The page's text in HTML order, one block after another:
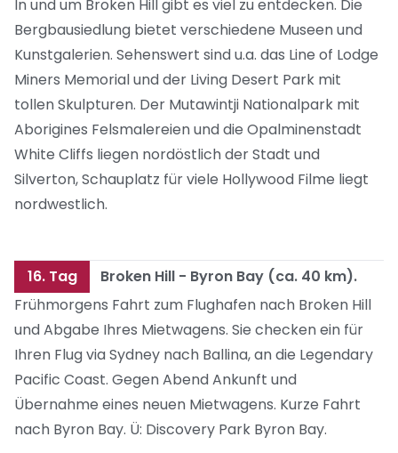
In und um Broken Hill gibt es viel zu entdecken. Die
Bergbausiedlung bietet verschiedene Museen und
Kunstgalerien. Sehenswert sind u.a. das Line of Lodge
Miners Memorial und der Living Desert Park mit
tollen Skulpturen. Der Mutawintji Nationalpark mit
Aborigines Felsmalereien und die Opalminenstadt
White Cliffs liegen nordöstlich der Stadt und
Silverton, Schauplatz für viele Hollywood Filme liegt
nordwestlich.
16. Tag
Broken Hill - Byron Bay (ca. 40 km).
Frühmorgens Fahrt zum Flughafen nach Broken Hill
und Abgabe Ihres Mietwagens. Sie checken ein für
Ihren Flug via Sydney nach Ballina, an die Legendary
Pacific Coast. Gegen Abend Ankunft und
Übernahme eines neuen Mietwagens. Kurze Fahrt
nach Byron Bay. Ü: Discovery Park Byron Bay.